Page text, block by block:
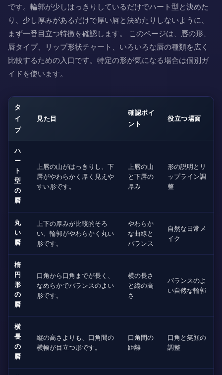
です。輪郭が少しはっきりしているだけでハート型と決めた
り、少し厚みがあるだけで厚い唇と決めたりしないように、
まず一番目立つ特徴を確認します。 このページは、唇の形、
唇タイプ、リップ形状チャート、いろいろな唇の種類を広く
比較するための入口です。特定の形が気になる場合は個別ガ
イドを使います。
タ
イ
プ
見た目
確認ポイ
ント
役立つ場面
ハ
ー
ト
型
の
唇
上唇の山がはっきりし、下
唇がやわらかく厚く見えや
すい形です。
上唇の山
と下唇の
厚み
形の説明とリ
ップライン調
整
丸
い
唇
上下の厚みが比較的そろ
い、輪郭がやわらかく丸い
形です。
やわらか
な曲線と
バランス
自然な日常メ
イク
楕
円
形
の
唇
口角から口角までが長く、
なめらかでバランスのよい
形です。
横の長さ
と縦の高
さ
バランスのよ
い自然な輪郭
横
長
の
唇
縦の高さよりも、口角間の
横幅が目立つ形です。
口角間の
距離
口角と笑顔の
調整